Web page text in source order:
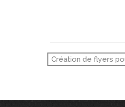
Création de flyers